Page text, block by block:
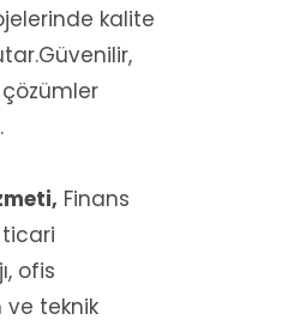
kalite
Finans
ticari
ofis
ve teknik